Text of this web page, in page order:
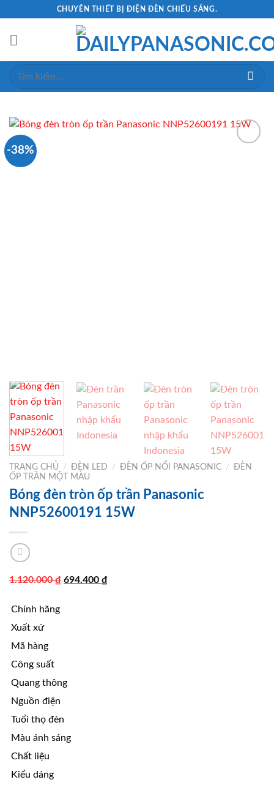
content
CHUYÊN THIẾT BỊ ĐIỆN ĐÈN CHIẾU SÁNG.
Tìm
-38%
TRANG CHỦ / ĐÈN LED / ĐÈN ỐP NỔI PANASONIC /
ĐÈN
ỐP TRẦN MỘT MÀU
Bóng đèn tròn ốp trần Panasonic
NNP52600191 15W
1.120.000₫ Giá
694.400 ₫Giá
Chính hãng
Xuất xứ
Mã hàng
Công suất
Quang thông
Nguồn điện
Tuổi thọ đèn
Màu ánh sáng
Chất liệu
Kiểu dáng